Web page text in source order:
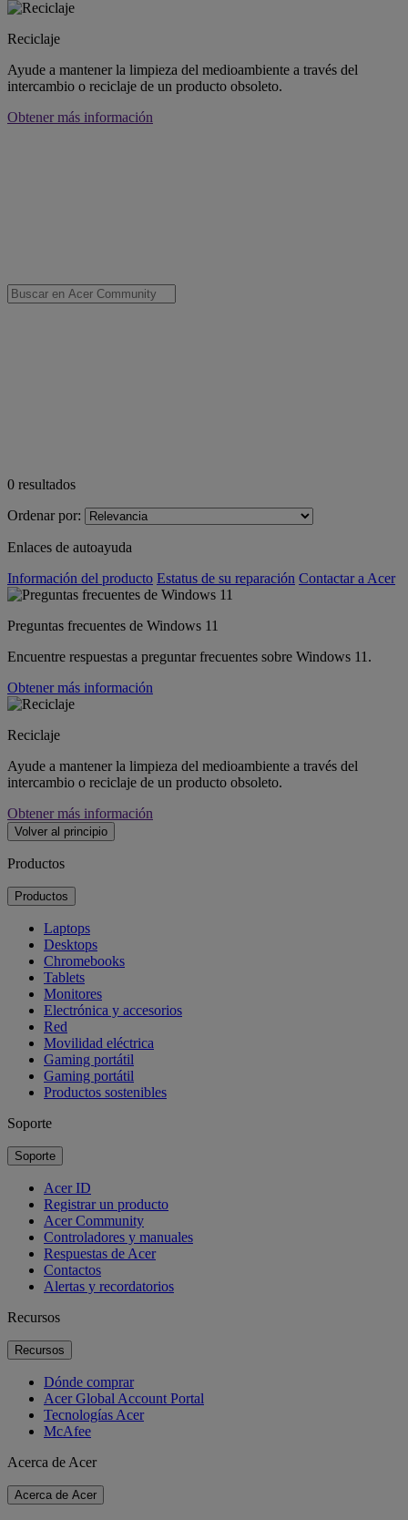
Reciclaje
Ayude a mantener la limpieza del medioambiente a través del
intercambio o reciclaje de un producto obsoleto.
Obtener más información
0 resultados
Ordenar por:
Enlaces de autoayuda
Información del producto Estatus de su reparación Contactar a Acer
Preguntas frecuentes de Windows 11
Encuentre respuestas a preguntar frecuentes sobre Windows 11.
Obtener más información
Reciclaje
Ayude a mantener la limpieza del medioambiente a través del
intercambio o reciclaje de un producto obsoleto.
Obtener más información
Volver al principio
Productos
Productos
Laptops
Desktops
Chromebooks
Tablets
Monitores
Electrónica y accesorios
Red
Movilidad eléctrica
Gaming portátil
Gaming portátil
Productos sostenibles
Soporte
Soporte
Acer ID
Registrar un producto
Acer Community
Controladores y manuales
Respuestas de Acer
Contactos
Alertas y recordatorios
Recursos
Recursos
Dónde comprar
Acer Global Account Portal
Tecnologías Acer
McAfee
Acerca de Acer
Acerca de Acer